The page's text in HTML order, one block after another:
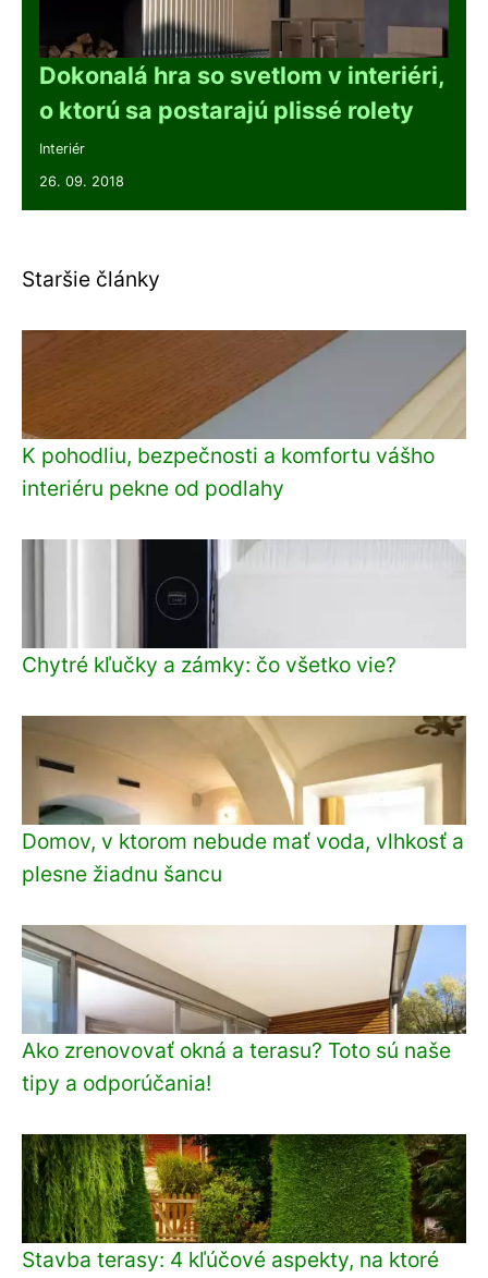
Dokonalá hra so svetlom v interiéri,
o ktorú sa postarajú plissé rolety
Interiér
26. 09. 2018
Staršie články
K pohodliu, bezpečnosti a komfortu vášho
interiéru pekne od podlahy
Chytré kľučky a zámky: čo všetko vie?
Domov, v ktorom nebude mať voda, vlhkosť a
plesne žiadnu šancu
Ako zrenovovať okná a terasu? Toto sú naše
tipy a odporúčania!
Stavba terasy: 4 kľúčové aspekty, na ktoré